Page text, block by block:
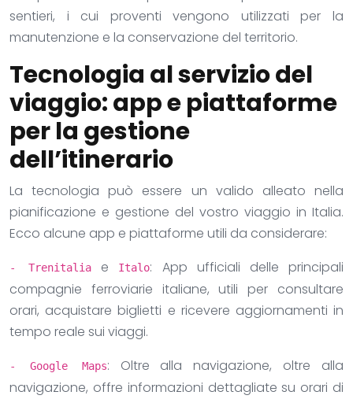
sentieri, i cui proventi vengono utilizzati per la
manutenzione e la conservazione del territorio.
Tecnologia al servizio del
viaggio: app e piattaforme
per la gestione
dell’itinerario
La tecnologia può essere un valido alleato nella
pianificazione e gestione del vostro viaggio in Italia.
Ecco alcune app e piattaforme utili da considerare:
- Trenitalia e Italo: App ufficiali delle principali
compagnie ferroviarie italiane, utili per consultare
orari, acquistare biglietti e ricevere aggiornamenti in
tempo reale sui viaggi.
- Google Maps: Oltre alla navigazione, oltre alla
navigazione, offre informazioni dettagliate su orari di